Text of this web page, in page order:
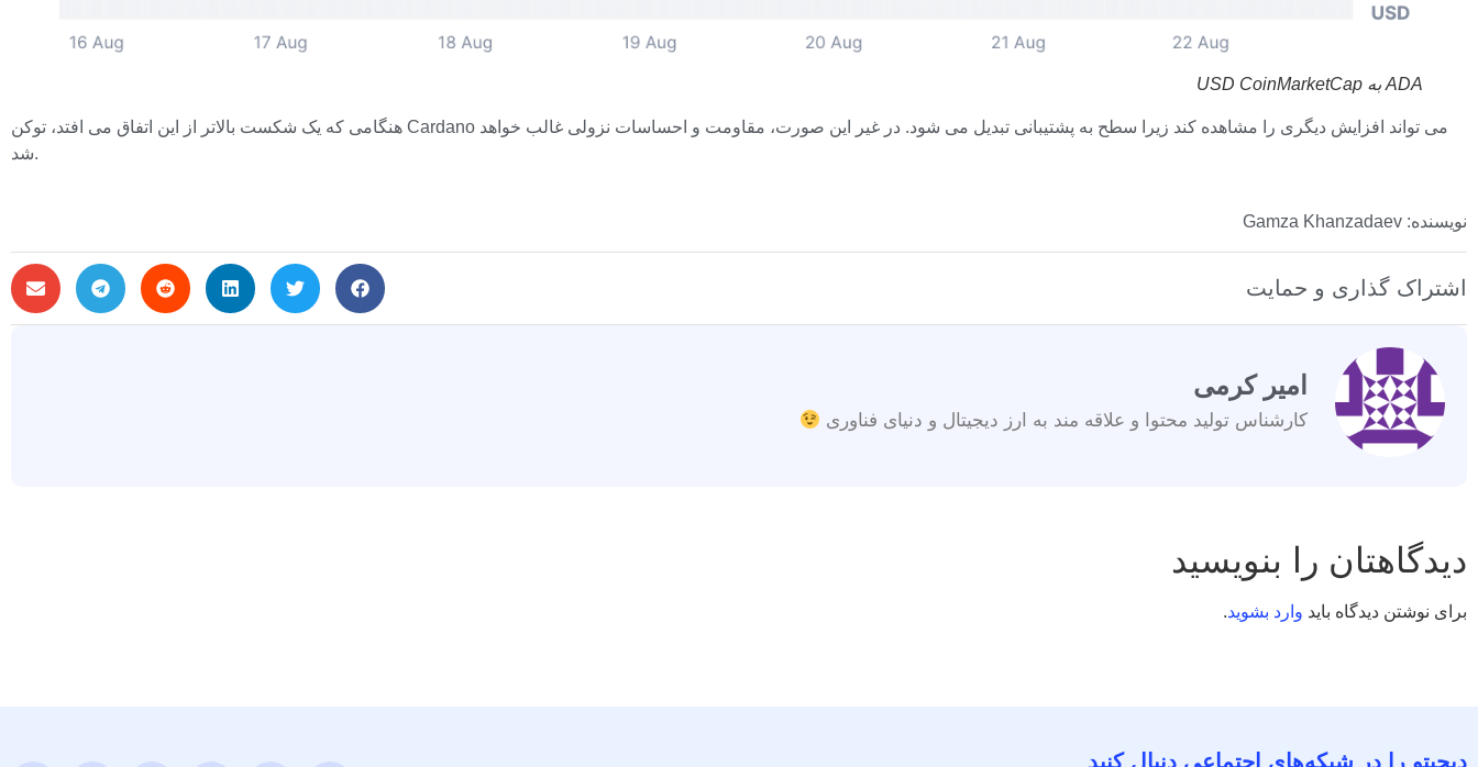
ADA به USD CoinMarketCap
هنگامی که یک شکست بالاتر از این اتفاق می افتد، توکن Cardano می تواند افزایش دیگری را مشاهده کند زیرا سطح به پشتیبانی تبدیل می شود. در غیر این صورت، مقاومت و احساسات نزولی غالب خواهد
شد.
نویسنده: Gamza Khanzadaev
اشتراک گذاری و حمایت
امیر کرمی
کارشناس تولید محتوا و علاقه مند به ارز دیجیتال و دنیای فناوری
دیدگاهتان را بنویسید
برای نوشتن دیدگاه باید وارد بشوید.
دیجیتو را در شبکه‌های اجتماعی دنبال کنید